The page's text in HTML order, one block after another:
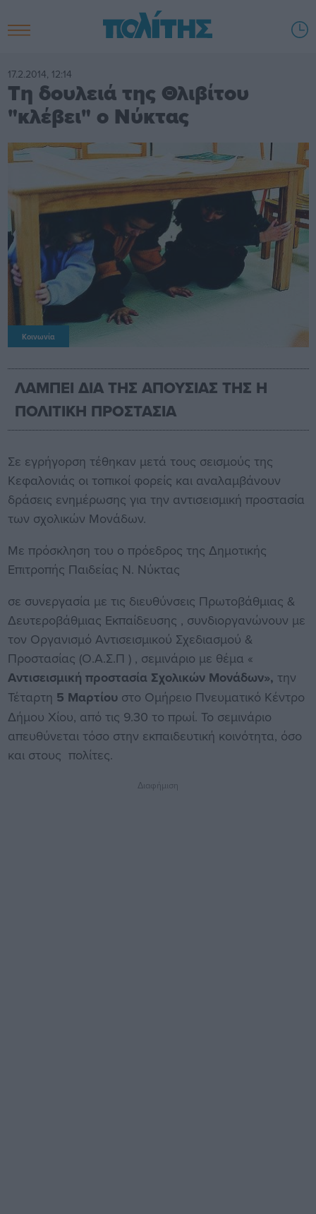
17.2.2014, 12:14
Τη δουλειά της Θλιβίτου
"κλέβει" ο Νύκτας
Κοινωνία
ΛΑΜΠΕΙ ΔΙΑ ΤΗΣ ΑΠΟΥΣΙΑΣ ΤΗΣ Η
ΠΟΛΙΤΙΚΗ ΠΡΟΣΤΑΣΙΑ
Σε εγρήγορση τέθηκαν μετά τους σεισμούς της
Κεφαλονιάς οι τοπικοί φορείς και αναλαμβάνουν
δράσεις ενημέρωσης για την αντισεισμική προστασία
των σχολικών Μονάδων.
Με πρόσκληση του ο πρόεδρος της Δημοτικής
Επιτροπής Παιδείας Ν. Νύκτας
σε συνεργασία με τις διευθύνσεις Πρωτοβάθμιας &
Δευτεροβάθμιας Εκπαίδευσης , συνδιοργανώνουν με
τον Οργανισμό Αντισεισμικού Σχεδιασμού &
Προστασίας (Ο.Α.Σ.Π ) , σεμινάριο με θέμα «
Αντισεισμική προστασία Σχολικών Μονάδων», την
Τέταρτη 5 Μαρτίουστο Ομήρειο Πνευματικό Κέντρο
Δήμου Χίου, από τις 9.30 το πρωί. Το σεμινάριο
απευθύνεται τόσο στην εκπαιδευτική κοινότητα, όσο
και στους πολίτες.
Διαφήμιση